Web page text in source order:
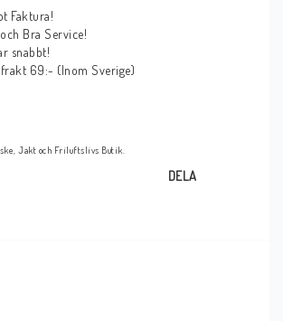
Faktura!
Bra Service!
snabbt!
69:- (Inom Sverige)
Jakt och Friluftslivs Butik.
DELA